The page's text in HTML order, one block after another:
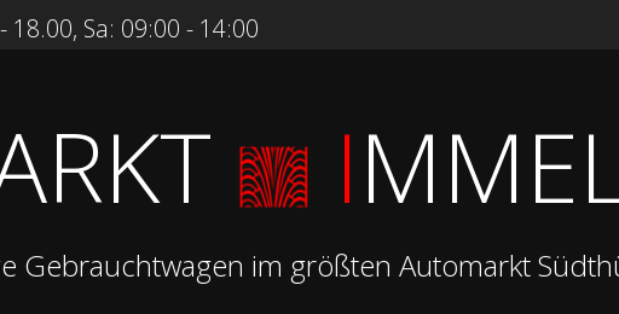
Sa: 09:00 - 14:00
I
Gebrauchtwagen im größten Automarkt